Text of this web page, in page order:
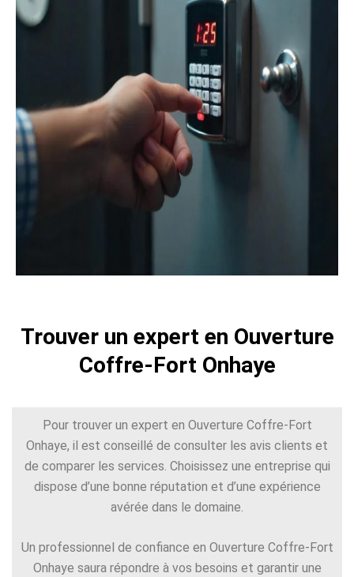
Trouver un expert en Ouverture
Coffre-Fort Onhaye
Pour trouver un expert en Ouverture Coffre-Fort
Onhaye, il est conseillé de consulter les avis clients et
de comparer les services. Choisissez une entreprise qui
dispose d’une bonne réputation et d’une expérience
avérée dans le domaine.
Un professionnel de confiance en Ouverture Coffre-Fort
Onhaye saura répondre à vos besoins et garantir une